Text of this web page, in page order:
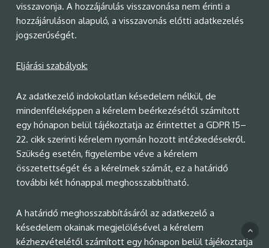
visszavonja. A hozzájárulás visszavonása nem érinti a
hozzájáruláson alapuló, a visszavonás előtti adatkezelés
jogszerűségét.
Eljárási szabályok:
Az adatkezelő indokolatlan késedelem nélkül, de
mindenféleképpen a kérelem beérkezésétől számított
egy hónapon belül tájékoztatja az érintettet a GDPR 15–
22. cikk szerinti kérelem nyomán hozott intézkedésekről.
Szükség esetén, figyelembe véve a kérelem
összetettségét és a kérelmek számát, ez a határidő
további két hónappal meghosszabbítható.
A határidő meghosszabbításáról az adatkezelő a
késedelem okainak megjelölésével a kérelem
kézhezvételétől számított egy hónapon belül tájékoztatja